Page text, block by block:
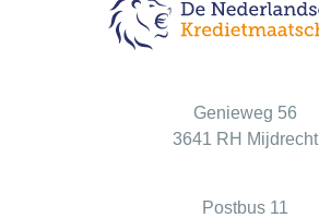
Genieweg 56
3641 RH Mijdrecht
Postbus 11